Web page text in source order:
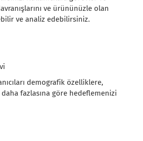
ve ürününüzle olan
ve analiz edebilirsiniz.
demografik özelliklere,
daha fazlasına göre hedeflemenizi